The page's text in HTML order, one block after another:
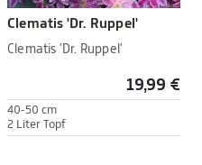
Clematis 'Dr. Ruppel'
Clematis 'Dr. Ruppel'
19,99 €
40-50 cm
2 Liter Topf